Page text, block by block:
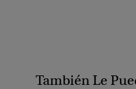
También Le